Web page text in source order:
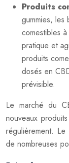
Produits
gummies, les
comestibles
pratique et
produits
dosés en
prévisible.
Le marché du
nouveaux
régulièrement.
de nombreuses